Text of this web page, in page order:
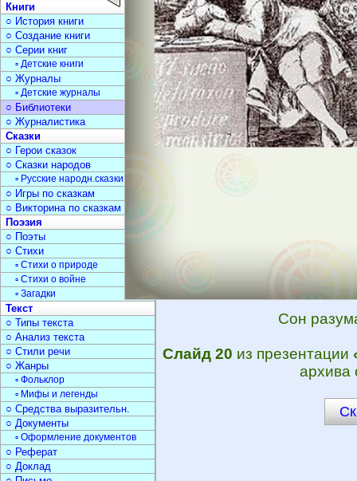
Сон
Слайд 20 из презентации
архива
Книги
○ История книги
○ Создание книги
○ Серии книг
▫ Детские книги
○ Журналы
▫ Детские журналы
○ Библиотеки
○ Журналистика
Сказки
○ Герои сказок
○ Сказки народов
▫ Русские народн.сказки
○ Игры по сказкам
○ Викторина по сказкам
Поэзия
○ Поэты
○ Стихи
▫ Стихи о природе
▫ Стихи о войне
▫ Загадки
Текст
○ Типы текста
○ Анализ текста
○ Стили речи
○ Жанры
▫ Фольклор
▫ Мифы и легенды
○ Средства выразительн.
○ Документы
▫ Оформление документов
○ Реферат
○ Доклад